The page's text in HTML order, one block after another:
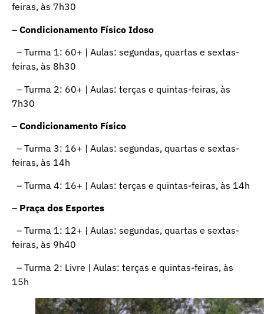
feiras, às 7h30
– Condicionamento Físico Idoso
– Turma 1: 60+ | Aulas: segundas, quartas e sextas-
feiras, às 8h30
– Turma 2: 60+ | Aulas: terças e quintas-feiras, às
7h30
– Condicionamento Físico
– Turma 3: 16+ | Aulas: segundas, quartas e sextas-
feiras, às 14h
– Turma 4: 16+ | Aulas: terças e quintas-feiras, às 14h
– Praça dos Esportes
– Turma 1: 12+ | Aulas: segundas, quartas e sextas-
feiras, às 9h40
– Turma 2: Livre | Aulas: terças e quintas-feiras, às
15h